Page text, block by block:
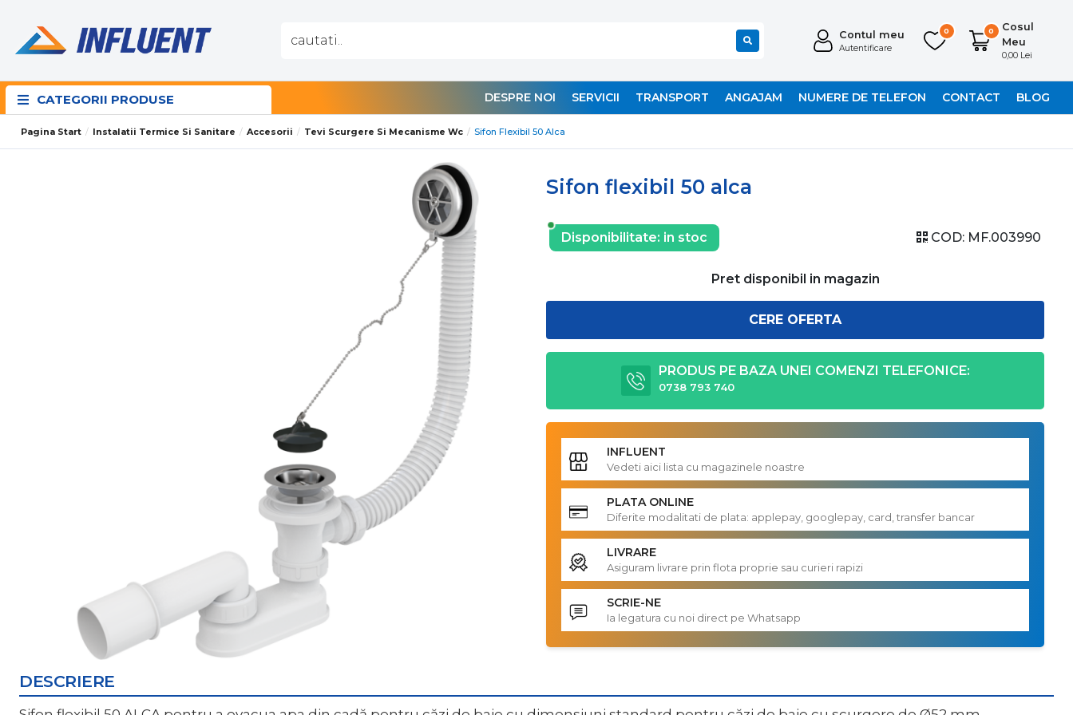
Contul meu
Autentificare
0 0
Cosul
Meu
0,00 Lei
CATEGORII PRODUSE DESPRE NOI SERVICII TRANSPORT ANGAJAM NUMERE DE TELEFON CONTACT BLOG
Pagina Start Instalatii Termice Si Sanitare Accesorii Tevi Scurgere Si Mecanisme Wc Sifon Flexibil 50 Alca
Sifon flexibil 50 alca
Disponibilitate: in stoc COD: MF.003990
Pret disponibil in magazin
CERE OFERTA
PRODUS PE BAZA UNEI COMENZI TELEFONICE:
0738 793 740
INFLUENT
Vedeti aici lista cu magazinele noastre
PLATA ONLINE
Diferite modalitati de plata: applepay, googlepay, card, transfer bancar
LIVRARE
Asiguram livrare prin flota proprie sau curieri rapizi
SCRIE-NE
Ia legatura cu noi direct pe Whatsapp
DESCRIERE